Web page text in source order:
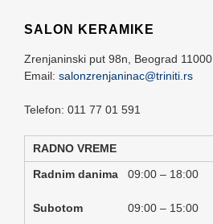
SALON KERAMIKE
Zrenjaninski put 98n, Beograd 11000
Email: salonzrenjaninac@triniti.rs
Telefon: 011 77 01 591
RADNO VREME
Radnim danima 09:00 – 18:00
Subotom 09:00 – 15:00